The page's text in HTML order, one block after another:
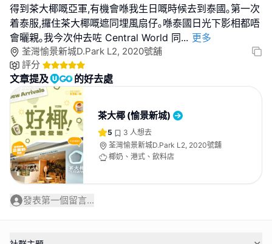
得到茶大椰嘅亞軍,有機會喺我生日嘅時候去到泰國｡第一次
着泰服,攞住茶大椰嘅遮同埋風扇仔｡喺泰國日光下影相都唔
會曬親｡我今次仲去咗 Central World 同... 更多
荃灣愉景新城D.Park L2, 2020號舖
評分
文章提及 的好去處
茶大椰 (愉景新城)
5 3 人想去
荃灣愉景新城D.Park L2, 2020號舖
椰奶、港式、飲料店
發表第一個留言...